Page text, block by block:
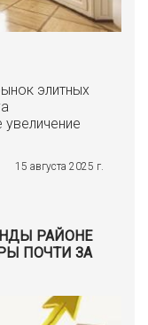
элитных
15 августа 2025 г.
РАЙОНЕ
ПОЧТИ ЗА